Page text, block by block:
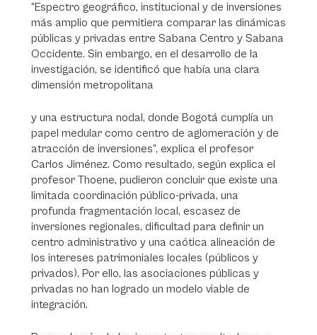
“Espectro geográfico, institucional y de inversiones
más amplio que permitiera comparar las dinámicas
públicas y privadas entre Sabana Centro y Sabana
Occidente. Sin embargo, en el desarrollo de la
investigación, se identificó que había una clara
dimensión metropolitana
y una estructura nodal, donde Bogotá cumplía un
papel medular como centro de aglomeración y de
atracción de inversiones”, explica el profesor
Carlos Jiménez. Como resultado, según explica el
profesor Thoene, pudieron concluir que existe una
limitada coordinación público-privada, una
profunda fragmentación local, escasez de
inversiones regionales, dificultad para definir un
centro administrativo y una caótica alineación de
los intereses patrimoniales locales (públicos y
privados). Por ello, las asociaciones públicas y
privadas no han logrado un modelo viable de
integración.